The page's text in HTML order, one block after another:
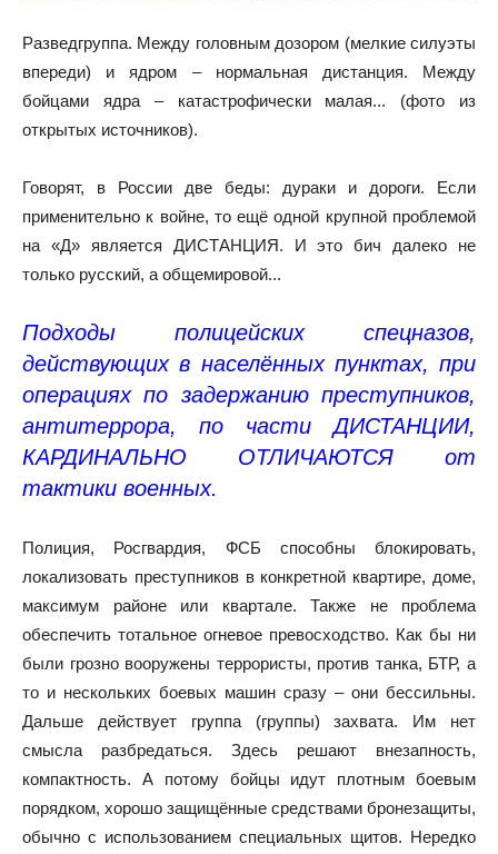
Разведгруппа. Между головным дозором (мелкие силуэты
впереди) и ядром – нормальная дистанция. Между
бойцами ядра – катастрофически малая... (фото из
открытых источников).
Говорят, в России две беды: дураки и дороги. Если
применительно к войне, то ещё одной крупной проблемой
на «Д» является ДИСТАНЦИЯ. И это бич далеко не
только русский, а общемировой...
Подходы полицейских спецназов,
действующих в населённых пунктах, при
операциях по задержанию преступников,
антитеррора, по части ДИСТАНЦИИ,
КАРДИНАЛЬНО ОТЛИЧАЮТСЯ от
тактики военных.
Полиция, Росгвардия, ФСБ способны блокировать,
локализовать преступников в конкретной квартире, доме,
максимум районе или квартале. Также не проблема
обеспечить тотальное огневое превосходство. Как бы ни
были грозно вооружены террористы, против танка, БТР, а
то и нескольких боевых машин сразу – они бессильны.
Дальше действует группа (группы) захвата. Им нет
смысла разбредаться. Здесь решают внезапность,
компактность. А потому бойцы идут плотным боевым
порядком, хорошо защищённые средствами бронезащиты,
обычно с использованием специальных щитов. Нередко